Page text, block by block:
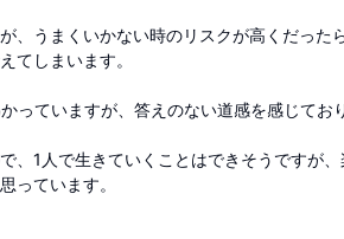
、うまくいかない時のリスクが高くだった
てしまいます。
っていますが、答えのない道感を感じてお
、1人で生きていくことはできそうですが、
っています。